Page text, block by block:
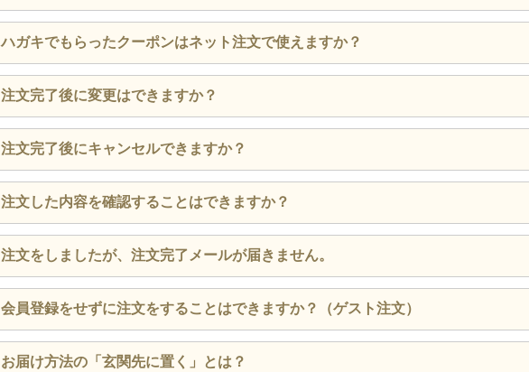
閉じる
クーポンの使い方や注意点などはこちらをご覧ください。
ハガキでもらったクーポンはネット注文で使えますか？
公式サイトで利用できる旨が記載してあるものはネット注文でもご利用できま
ーポンを配達員にお渡しください。）
注文完了後に変更はできますか？
ログイン後こちら から変更できます。
なお、以下の変更をご希望の場合は直接店舗までお電話にてお問い合わせくだ
お届け先の変更（氏名・住所・電話番号）
商品受け取り当日の時間変更
会員登録をせずに注文（ゲスト注文）の場合
閉じる
注文完了後にキャンセルできますか？
ログイン後こちらからキャンセルできます。
なお、以下のキャンセルをご希望の場合は直接店舗までお電話にてお問い合わ
商品受け取り当日のキャンセル
会員登録をせずに注文（ゲスト注文）の場合
注文した内容を確認することはできますか？
ご注文完了後にご登録のメールアドレス宛へご注文内容をお送りいたします。
また、ログイン後こちらから確認することができます。
注文をしましたが、注文完了メールが届きません。
ご登録されたメールアドレスに間違いが無いかご確認ください。
ドメイン指定受信をしている場合は、「rexnet.jp」のドメインを受信可能にし
※注文完了メールが迷惑メール扱いとなり所定のフォルダに格納されている、または、ご
会員登録をせずに注文をすることはできますか？（ゲスト注文）
できます。
お届け方法の「玄関先に置く」とは？